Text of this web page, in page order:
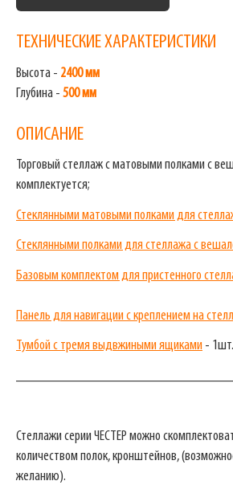
ТЕХНИЧЕСКИЕ ХАРАКТЕРИСТИКИ
Высота - 2400 мм
Глубина - 500 мм
ОПИСАНИЕ
Торговый стеллаж с матовыми полками с
комплектуется;
Стеклянными матовыми полками для
Стеклянными полками для стеллажа с
Базовым комплектом для пристенного
Панель для навигации с креплением на
Тумбой с тремя выдвжиными ящиками - 1шт.
Стеллажи серии ЧЕСТЕР можно
количеством полок, кронштейнов,
желанию).